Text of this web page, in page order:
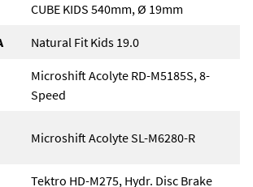
CUBE KIDS 540mm, Ø 19mm
Natural Fit Kids 19.0
Microshift Acolyte RD-M5185S, 8-
Speed
Microshift Acolyte SL-M6280-R
Tektro HD-M275, Hydr. Disc Brake